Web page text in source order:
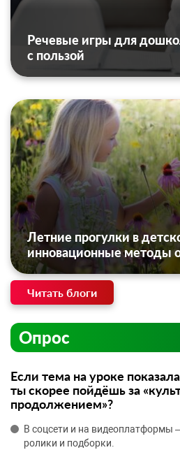
Речевые игры для
с пользой
Летние прогулки в
инновационные методы
Читать блоги
Опрос
Если тема на уроке
ты скорее пойдёшь за
продолжением»?
В соцсети и на
ролики и подборки.